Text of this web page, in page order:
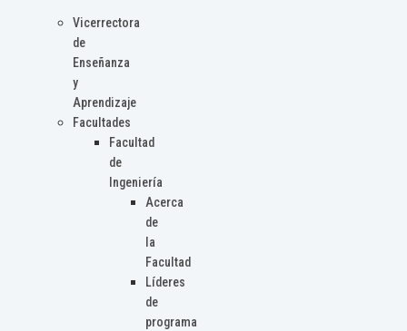
Vicerrectora
de
Enseñanza
y
Aprendizaje
Facultades
Facultad
de
Ingeniería
Acerca
de
la
Facultad
Líderes
de
programa